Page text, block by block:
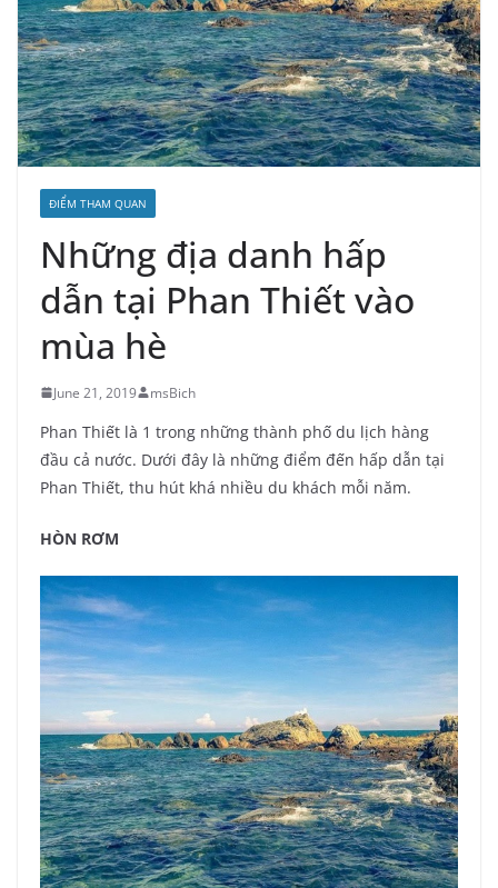
ĐIỂM THAM QUAN
Những địa danh hấp
dẫn tại Phan Thiết vào
mùa hè
June 21, 2019 msBich
Phan Thiết là 1 trong những thành phố du lịch hàng
đầu cả nước. Dưới đây là những điểm đến hấp dẫn tại
Phan Thiết, thu hút khá nhiều du khách mỗi năm.
HÒN RƠM